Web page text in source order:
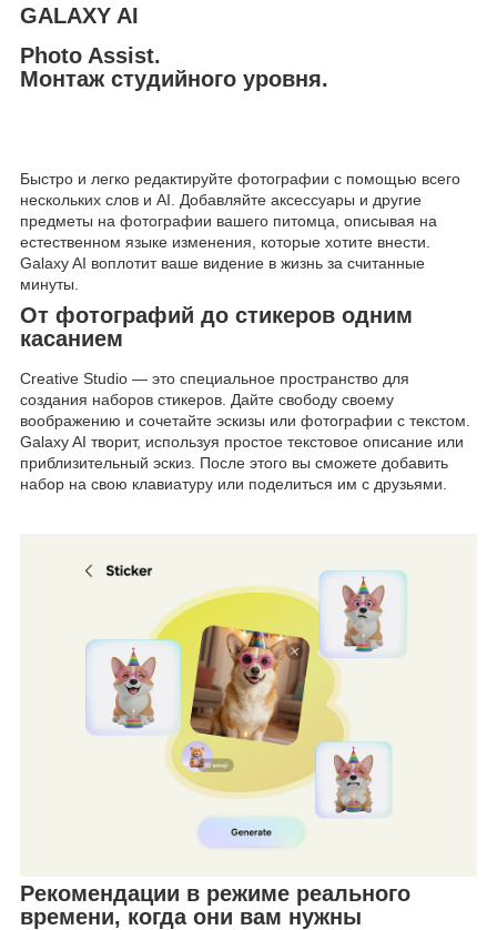
GALAXY AI
Photo Assist.
Монтаж студийного уровня.
Быстро и легко редактируйте фотографии с помощью всего
нескольких слов и AI. Добавляйте аксессуары и другие
предметы на фотографии вашего питомца, описывая на
естественном языке изменения, которые хотите внести.
Galaxy AI воплотит ваше видение в жизнь за считанные
минуты.
От фотографий до стикеров одним
касанием
Creative Studio — это специальное пространство для
создания наборов стикеров. Дайте свободу своему
воображению и сочетайте эскизы или фотографии с текстом.
Galaxy AI творит, используя простое текстовое описание или
приблизительный эскиз. После этого вы сможете добавить
набор на свою клавиатуру или поделиться им с друзьями.
Рекомендации в режиме реального
времени, когда они вам нужны